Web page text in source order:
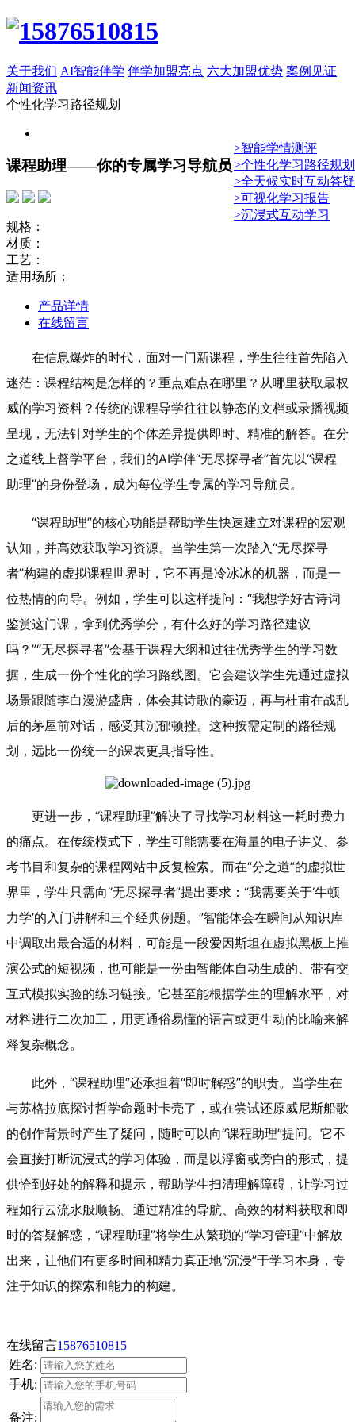
关于我们 AI智能伴学 伴学加盟亮点 六大加盟优势 案例见证
新闻资讯
个性化学习路径规划
>智能学情测评
>个性化学习路径规划
>全天候实时互动答疑
>可视化学习报告
>沉浸式互动学习
课程助理——你的专属学习导航员
规格：
材质：
工艺：
适用场所：
产品详情
在线留言
在信息爆炸的时代，面对一门新课程，学生往往首先陷入
迷茫：课程结构是怎样的？重点难点在哪里？从哪里获取最权
威的学习资料？传统的课程导学往往以静态的文档或录播视频
呈现，无法针对学生的个体差异提供即时、精准的解答。在分
之道线上督学平台，我们的AI学伴“无尽探寻者”首先以“课程
助理”的身份登场，成为每位学生专属的学习导航员。
“课程助理”的核心功能是帮助学生快速建立对课程的宏观
认知，并高效获取学习资源。当学生第一次踏入“无尽探寻
者”构建的虚拟课程世界时，它不再是冷冰冰的机器，而是一
位热情的向导。例如，学生可以这样提问：“我想学好古诗词
鉴赏这门课，拿到优秀学分，有什么好的学习路径建议
吗？”“无尽探寻者”会基于课程大纲和过往优秀学生的学习数
据，生成一份个性化的学习路线图。它会建议学生先通过虚拟
场景跟随李白漫游盛唐，体会其诗歌的豪迈，再与杜甫在战乱
后的茅屋前对话，感受其沉郁顿挫。这种按需定制的路径规
划，远比一份统一的课表更具指导性。
更进一步，“课程助理”解决了寻找学习材料这一耗时费力
的痛点。在传统模式下，学生可能需要在海量的电子讲义、参
考书目和复杂的课程网站中反复检索。而在“分之道”的虚拟世
界里，学生只需向“无尽探寻者”提出要求：“我需要关于‘牛顿
力学’的入门讲解和三个经典例题。”智能体会在瞬间从知识库
中调取出最合适的材料，可能是一段爱因斯坦在虚拟黑板上推
演公式的短视频，也可能是一份由智能体自动生成的、带有交
互式模拟实验的练习链接。它甚至能根据学生的理解水平，对
材料进行二次加工，用更通俗易懂的语言或更生动的比喻来解
释复杂概念。
此外，“课程助理”还承担着“即时解惑”的职责。当学生在
与苏格拉底探讨哲学命题时卡壳了，或在尝试还原威尼斯船歌
的创作背景时产生了疑问，随时可以向“课程助理”提问。它不
会直接打断沉浸式的学习体验，而是以浮窗或旁白的形式，提
供恰到好处的解释和提示，帮助学生扫清理解障碍，让学习过
程如行云流水般顺畅。通过精准的导航、高效的材料获取和即
时的答疑解惑，“课程助理”将学生从繁琐的“学习管理”中解放
出来，让他们有更多时间和精力真正地“沉浸”于学习本身，专
注于知识的探索和能力的构建。
在线留言15876510815
姓名:
手机:
备注: